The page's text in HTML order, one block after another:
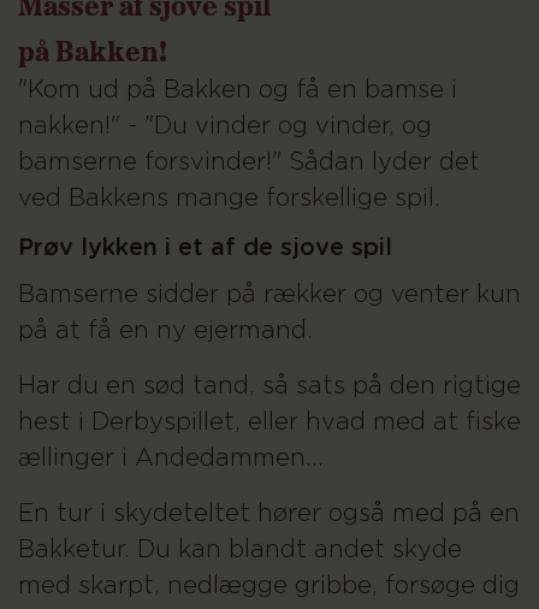
på Bakken!
"Kom ud på Bakken og få en bamse i
nakken!" - "Du vinder og vinder, og
bamserne forsvinder!" Sådan lyder det
ved Bakkens mange forskellige spil.
Prøv lykken i et af de sjove spil
Bamserne sidder på rækker og venter kun
på at få en ny ejermand.
Har du en sød tand, så sats på den rigtige
hest i Derbyspillet, eller hvad med at fiske
ællinger i Andedammen...
En tur i skydeteltet hører også med på en
Bakketur. Du kan blandt andet skyde
med skarpt, nedlægge gribbe, forsøge dig